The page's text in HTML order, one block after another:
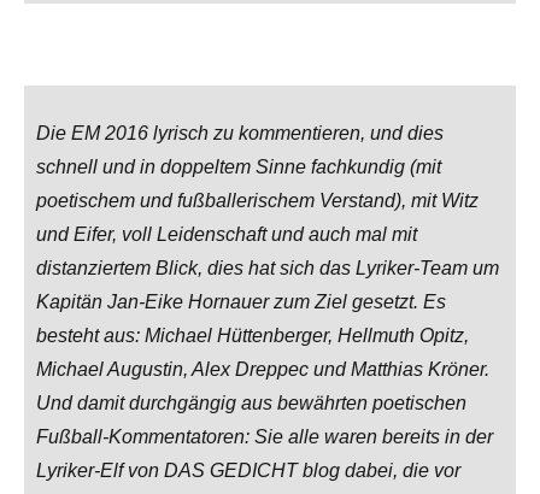
Die EM 2016 lyrisch zu kommentieren, und dies
schnell und in doppeltem Sinne fachkundig (mit
poetischem und fußballerischem Verstand), mit Witz
und Eifer, voll Leidenschaft und auch mal mit
distanziertem Blick, dies hat sich das Lyriker-Team um
Kapitän Jan-Eike Hornauer zum Ziel gesetzt. Es
besteht aus: Michael Hüttenberger, Hellmuth Opitz,
Michael Augustin, Alex Dreppec und Matthias Kröner.
Und damit durchgängig aus bewährten poetischen
Fußball-Kommentatoren: Sie alle waren bereits in der
Lyriker-Elf von DAS GEDICHT blog dabei, die vor